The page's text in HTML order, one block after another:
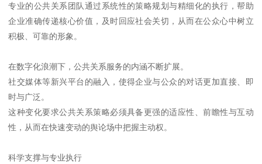
专业的公共关系团队通过系统性的策略规划与精细化的执行，帮助
企业准确传递核心价值，及时回应社会关切，从而在公众心中树立
积极、可靠的形象。
在数字化浪潮下，公共关系服务的内涵不断扩展。
社交媒体等新兴平台的融入，使得企业与公众的对话更加直接、即
时与广泛。
这种变化要求公共关系策略必须具备更强的适应性、前瞻性与互动
性，从而在快速变动的舆论场中把握主动权。
科学支撑与专业执行